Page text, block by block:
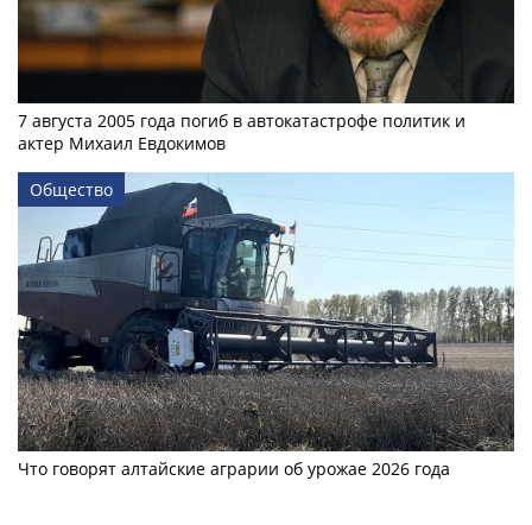
7 августа 2005 года погиб в автокатастрофе политик и
актер Михаил Евдокимов
Общество
Что говорят алтайские аграрии об урожае 2026 года